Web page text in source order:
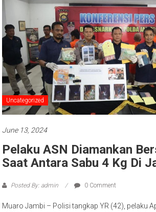
Uncategorized
June 13, 2024
Pelaku ASN Diamankan
Saat Antara Sabu 4 Kg Di
Posted By: admin 0 Comment
Muaro Jambi – Polisi tangkap YR (42), pelaku